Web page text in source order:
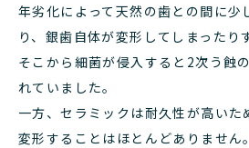
年劣化によって天然の歯との間に少
り、銀歯自体が変形してしまったり
そこから細菌が侵入すると2次う蝕
れていました。
一方、セラミックは耐久性が高いた
変形することはほとんどありません。